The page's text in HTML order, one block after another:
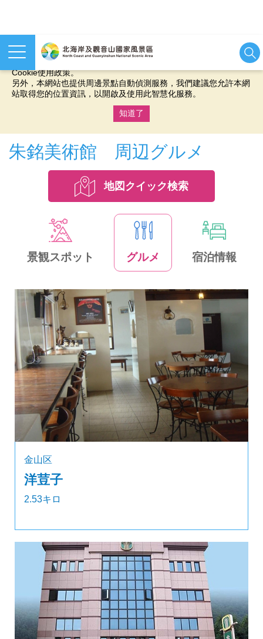
本網站使用cookies等相關技術以持續優化網站服務，並有助於為
您提供更佳的體驗，當您繼續使用本網站即表示您同意我們的
Cookie使用政策。
另外，本網站也提供周邊景點自動偵測服務，我們建議您允許本網
站取得您的位置資訊，以開啟及使用此智慧化服務。
知道了
朱銘美術館 周辺グルメ
地図クイック検索
景観スポット グルメ 宿泊情報
金山区
洋荳子
2.53キロ